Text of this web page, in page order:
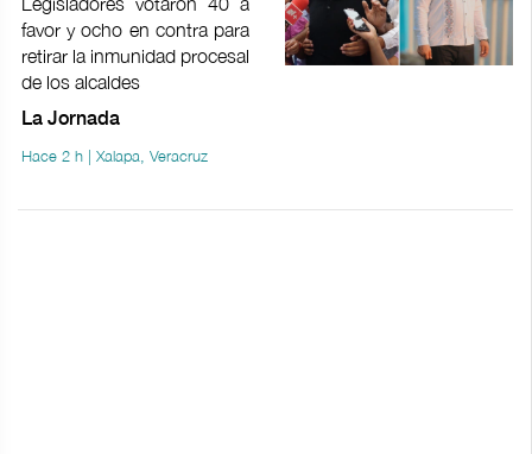
favor y ocho en contra para
retirar la inmunidad procesal
de los alcaldes
La Jornada
Hace 2 h | Xalapa, Veracruz